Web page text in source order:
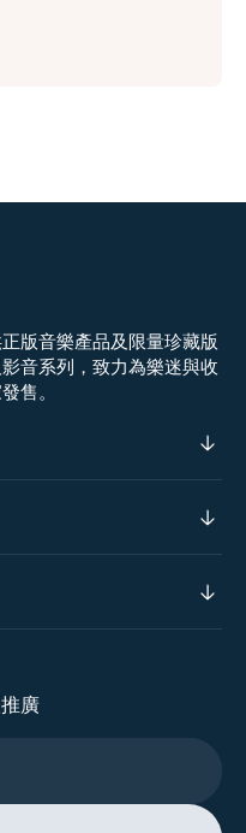
版音樂產品及限量珍藏版
音系列，致力為樂迷與收
售。
廣